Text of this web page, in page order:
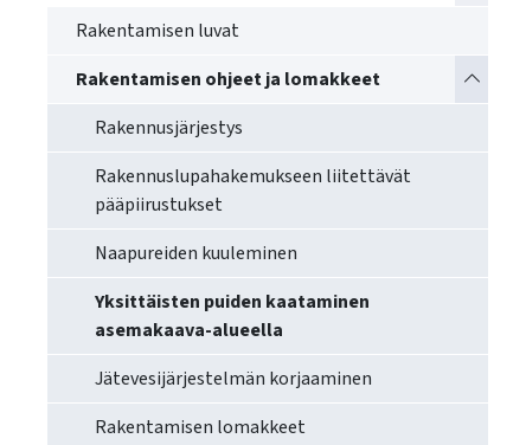
ja
Rakentamisen luvat
Rakentamisen ohjeet ja lomakkeet
Vaihda
Rakennusjärjestys
Rakennuslupahakemukseen liitettävät
pääpiirustukset
Naapureiden kuuleminen
Yksittäisten puiden kaataminen
asemakaava-alueella
Jätevesijärjestelmän korjaaminen
Rakentamisen lomakkeet